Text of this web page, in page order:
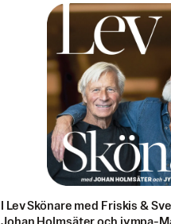
I Lev Skönare med Friskis &